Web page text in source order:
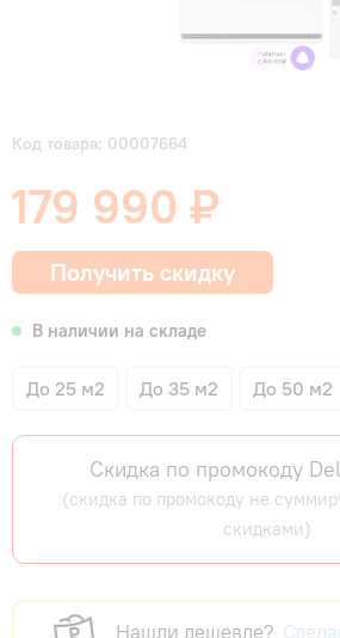
Код товара: 00007664
179 990 ₽
Получить скидку
В наличии на складе
До 25 м2 До 35 м2 До 50 м2
Скидка по промокоду
(скидка по промокоду не
скидками)
Нашли дешевле?